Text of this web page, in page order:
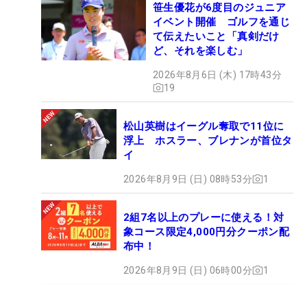
笹生優花が6度目のジュニア
イベント開催 ゴルフを通じ
て伝えたいこと「真剣だけ
ど、それを楽しむ」
2026年8月6日 (木) 17時43分
19
松山英樹はイーグル奪取で11位に
浮上 ホスラー、ブレナンが首位タ
イ
2026年8月9日 (日) 08時53分 1
2組7名以上のプレーに使える！対
象コース限定4,000円分クーポン配
布中！
2026年8月9日 (日) 06時00分 1